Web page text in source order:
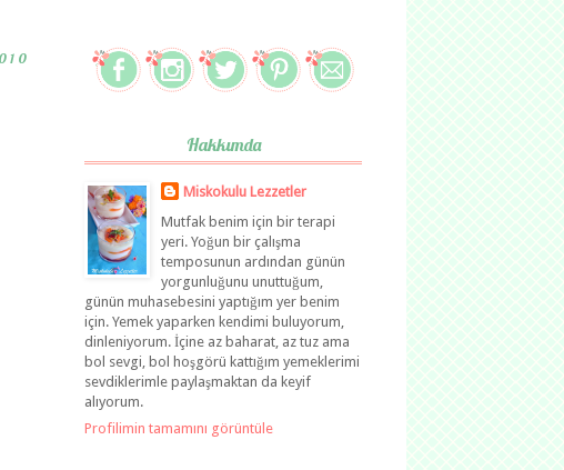
Hakkımda
Miskokulu Lezzetler
Mutfak benim için bir terapi
yeri. Yoğun bir çalışma
temposunun ardından günün
yorgunluğunu unuttuğum,
günün muhasebesini yaptığım yer benim
için. Yemek yaparken kendimi buluyorum,
dinleniyorum. İçine az baharat, az tuz ama
bol sevgi, bol hoşgörü kattığım yemeklerimi
sevdiklerimle paylaşmaktan da keyif
alıyorum.
Profilimin tamamını görüntüle